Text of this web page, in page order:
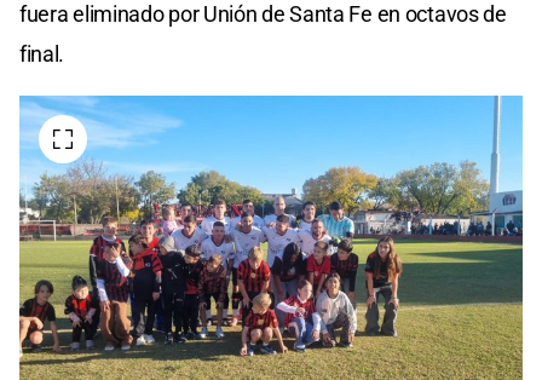
fuera eliminado por Unión de Santa Fe en octavos de
final.